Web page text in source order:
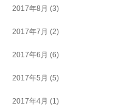
2017年8月 (3)
2017年7月 (2)
2017年6月 (6)
2017年5月 (5)
2017年4月 (1)